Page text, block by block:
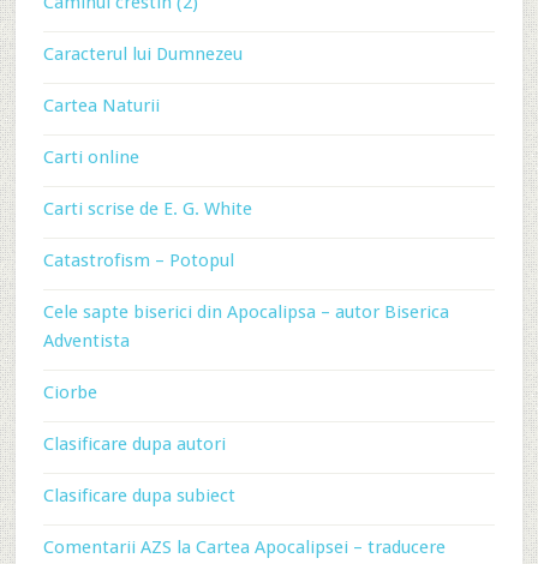
Caracterul lui Dumnezeu
Cartea Naturii
Carti online
Carti scrise de E. G. White
Catastrofism – Potopul
Cele sapte biserici din Apocalipsa – autor Biserica
Adventista
Ciorbe
Clasificare dupa autori
Clasificare dupa subiect
Comentarii AZS la Cartea Apocalipsei – traducere